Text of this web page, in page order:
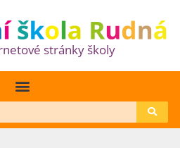
stránky školy